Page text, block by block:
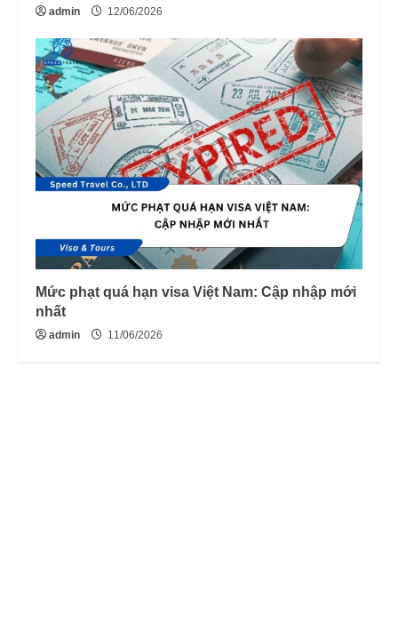
admin 12/06/2026
Mức phạt quá hạn visa Việt Nam: Cập nhập mới
nhất
admin 11/06/2026